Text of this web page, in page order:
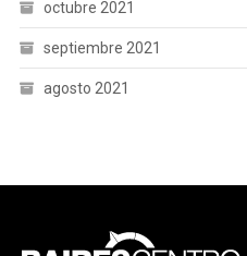
octubre 2021
septiembre 2021
agosto 2021